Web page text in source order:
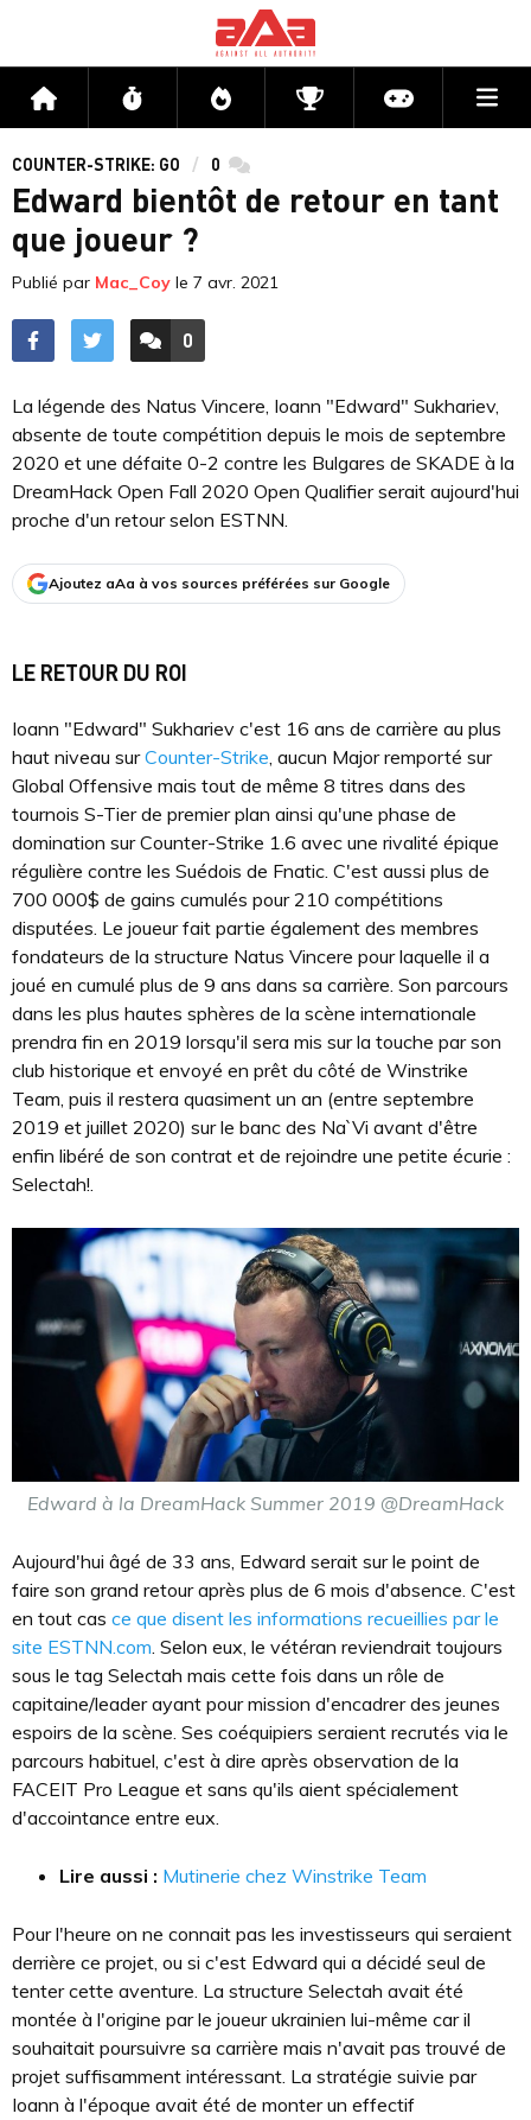
Accueil Flux Directs CompétitionsActu jeux
COUNTER-STRIKE: GO 0 commentaires
Edward bientôt de retour en tant
que joueur ?
Publié par Mac_Coy le 7 avr. 2021
ACCÉDER AUX
0
COMMENTAIRES
La légende des Natus Vincere, Ioann "Edward" Sukhariev,
absente de toute compétition depuis le mois de septembre
2020 et une défaite 0-2 contre les Bulgares de SKADE à la
DreamHack Open Fall 2020 Open Qualifier serait aujourd'hui
proche d'un retour selon ESTNN.
Ajoutez aAa à vos sources préférées sur Google
LE RETOUR DU ROI
Ioann "Edward" Sukhariev c'est 16 ans de carrière au plus
haut niveau surCounter-Strike, aucun Major remporté sur
Global Offensive mais tout de même 8 titres dans des
tournois S-Tier de premier plan ainsi qu'une phase de
domination sur Counter-Strike 1.6 avec une rivalité épique
régulière contre les Suédois de Fnatic. C'est aussi plus de
700 000$ de gains cumulés pour 210 compétitions
disputées. Le joueur fait partie également des membres
fondateurs de la structure Natus Vincere pour laquelle il a
joué en cumulé plus de 9 ans dans sa carrière. Son parcours
dans les plus hautes sphères de la scène internationale
prendra fin en 2019 lorsqu'il sera mis sur la touche par son
club historique et envoyé en prêt du côté de Winstrike
Team, puis il restera quasiment un an (entre septembre
2019 et juillet 2020) sur le banc des Na`Vi avant d'être
enfin libéré de son contrat et de rejoindre une petite écurie :
Selectah!.
Edward à la DreamHack Summer 2019 @DreamHack
Aujourd'hui âgé de 33 ans, Edward serait sur le point de
faire son grand retour après plus de 6 mois d'absence. C'est
en tout cas ce que disent les informations recueillies par le
site ESTNN.com. Selon eux, le vétéran reviendrait toujours
sous le tag Selectah mais cette fois dans un rôle de
capitaine/leader ayant pour mission d'encadrer des jeunes
espoirs de la scène. Ses coéquipiers seraient recrutés via le
parcours habituel, c'est à dire après observation de la
FACEIT Pro League et sans qu'ils aient spécialement
d'accointance entre eux.
Lire aussi : Mutinerie chez Winstrike Team
Pour l'heure on ne connait pas les investisseurs qui seraient
derrière ce projet, ou si c'est Edward qui a décidé seul de
tenter cette aventure. La structure Selectah avait été
montée à l'origine par le joueur ukrainien lui-même car il
souhaitait poursuivre sa carrière mais n'avait pas trouvé de
projet suffisamment intéressant. La stratégie suivie par
Ioann à l'époque avait été de monter un effectif